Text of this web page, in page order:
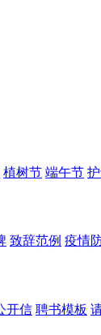
植树节 端午节
致辞范例 疫情
开信 聘书模板